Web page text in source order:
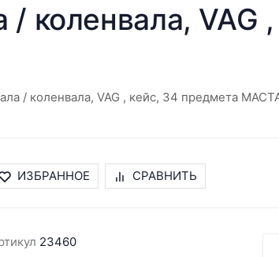
коленвала, VAG
/ коленвала, VAG , кейс, 34 предмета
ИЗБРАННОЕ СРАВНИТЬ
23460